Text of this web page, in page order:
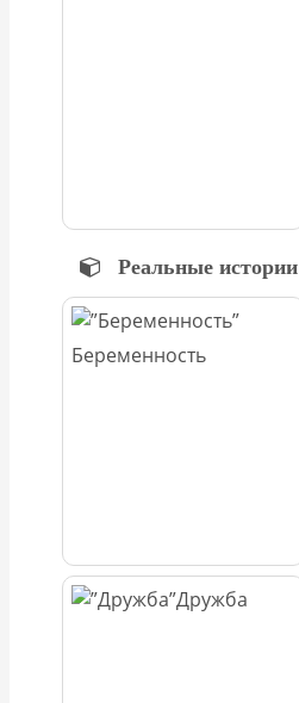
Реальные истории
Беременность
Дружба